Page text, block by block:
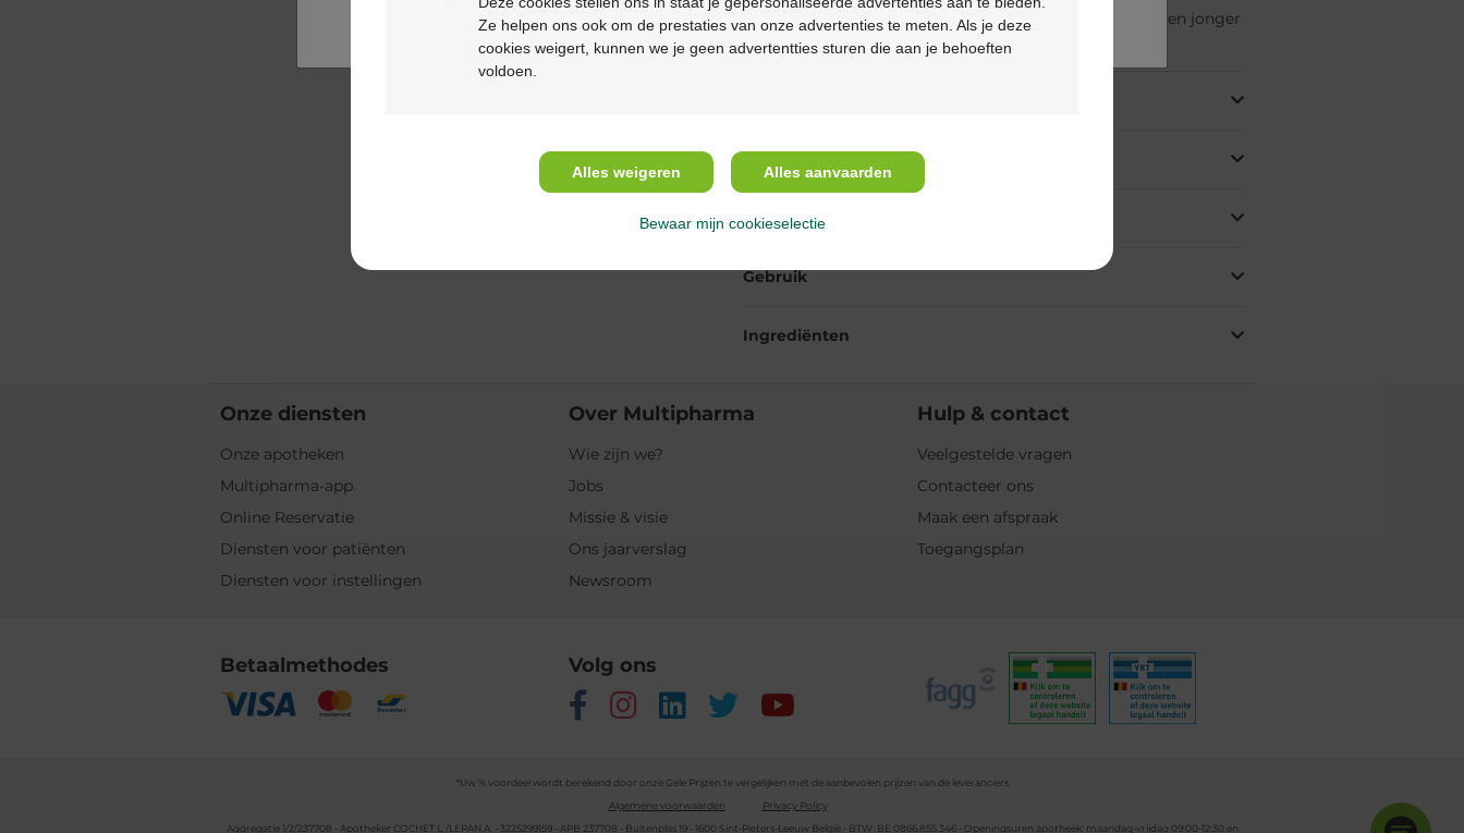
Let op: dit geneesmiddel is niet geïndiceerd voor kinderen jonger
dan 12 jaar.
Indicaties
Gebruik
Ingrediënten
Onze diensten
Onze apotheken
Multipharma-app
Online Reservatie
Diensten voor patiënten
Diensten voor instellingen
Over Multipharma
Wie zijn we?
Jobs
Missie & visie
Ons jaarverslag
Newsroom
Hulp & contact
Veelgestelde vragen
Contacteer ons
Maak een afspraak
Toegangsplan
Betaalmethodes Volg ons
*Uw % voordeel wordt berekend door onze Gele Prijzen te vergelijken met de aanbevolen prijzen van de leveranciers
Algemene voorwaarden
Privacy Policy
Aggregatie 1/2/237708 - Apotheker COCHET L./LEPAN A. - 3225299159 - APB 237708 - Buitenplas 19 - 1600 Sint-Pieters-Leeuw België - BTW: BE 0866.855.346 - Openingsuren apotheek: maandag-vrijdag 09:00-12:30 en
Ze helpen ons ook om de prestaties van onze advertenties te meten. Als je deze
cookies weigert, kunnen we je geen advertentties sturen die aan je behoeften
voldoen.
Alles weigeren Alles aanvaarden
Bewaar mijn cookieselectie